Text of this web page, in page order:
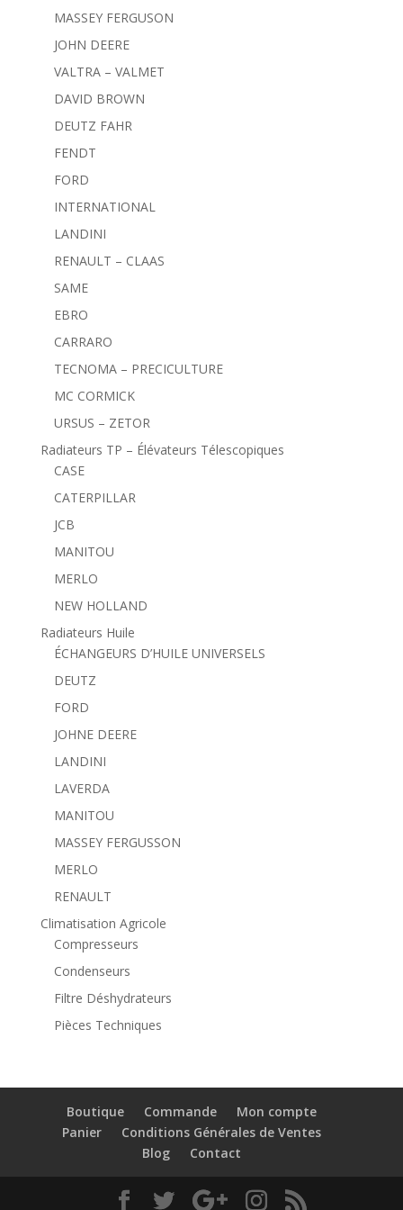
MASSEY FERGUSON
JOHN DEERE
VALTRA – VALMET
DAVID BROWN
DEUTZ FAHR
FENDT
FORD
INTERNATIONAL
LANDINI
RENAULT – CLAAS
SAME
EBRO
CARRARO
TECNOMA – PRECICULTURE
MC CORMICK
URSUS – ZETOR
Radiateurs TP – Élévateurs Télescopiques
CASE
CATERPILLAR
JCB
MANITOU
MERLO
NEW HOLLAND
Radiateurs Huile
ÉCHANGEURS D’HUILE UNIVERSELS
DEUTZ
FORD
JOHNE DEERE
LANDINI
LAVERDA
MANITOU
MASSEY FERGUSSON
MERLO
RENAULT
Climatisation Agricole
Compresseurs
Condenseurs
Filtre Déshydrateurs
Pièces Techniques
Boutique Commande
Mon compte
Panier
Conditions Générales de Ventes
Blog
Contact